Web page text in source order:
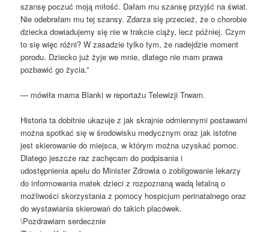
szansę poczuć moją miłość. Dałam mu szansę przyjść na świat.
Nie odebrałam mu tej szansy. Zdarza się przecież, że o chorobie
dziecka dowiadujemy się nie w trakcie ciąży, lecz później. Czym
to się więc różni? W zasadzie tylko tym, że nadejdzie moment
porodu. Dziecko już żyje we mnie, dlatego nie mam prawa
pozbawić go życia.”
— mówiła mama Blanki w reportażu Telewizji Trwam.
Historia ta dobitnie ukazuje z jak skrajnie odmiennymi postawami
można spotkać się w środowisku medycznym oraz jak istotne
jest skierowanie do miejsca, w którym można uzyskać pomoc.
Dlatego jeszcze raz zachęcam do podpisania i
udostępnienia apelu do Minister Zdrowia o zobligowanie lekarzy
do informowania matek dzieci z rozpoznaną wadą letalną o
możliwości skorzystania z pomocy hospicjum perinatalnego oraz
do wystawiania skierowań do takich placówek.
\Pozdrawiam serdecznie